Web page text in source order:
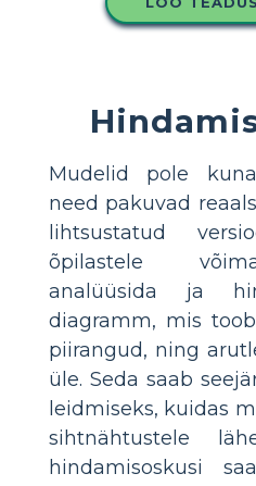
Mudelid pole
need pakuvad
lihtsustatud
õpilastele
analüüsida ja
diagramm, mis
piirangud, ning
üle. Seda saab
leidmiseks, kuidas
sihtnähtustele
hindamisoskusi